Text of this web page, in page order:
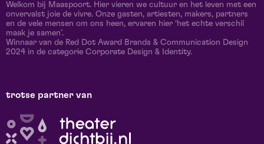
Welkom bij Maaspoort. Hier vieren we cultuur en het leven met een
onvervalst joie de vivre. Onze gasten, artiesten, makers, partners
en de vele mensen om ons heen, ervaren hier ‘het echte verschil
maak je samen’.
Winnaar van de Red Dot Award Brands & Communication Design
2024 in de categorie Corporate Design & Identity.
trotse partner van